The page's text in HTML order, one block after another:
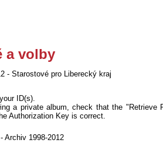
a volby
- Starostové pro Liberecký kraj
ID(s).
a private album, check that the "Retrieve
Authorization Key is correct.
Archiv 1998-2012